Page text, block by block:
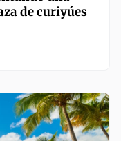
de curiyúes